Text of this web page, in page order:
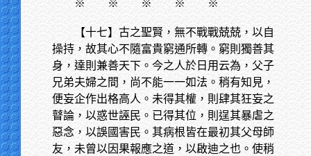
※ ※ ※ ※ ※
【十七】古之聖賢，無不戰戰兢兢，以自
操持，故其心不隨富貴窮通所轉。窮則獨善其
身，達則兼善天下。今之人於日用云為，父子
兄弟夫婦之間，尚不能一一如法。稍有知見，
便妄企作出格高人。未得其權，則肆其狂妄之
瞽論，以惑世誣民。已得其位，則逞其暴虐之
惡念，以誤國害民。其病根皆在最初其父母師
友，未曾以因果報應之道，以啟迪之也。使稍